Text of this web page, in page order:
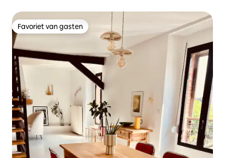
Favoriet van gasten
Favoriet van gasten